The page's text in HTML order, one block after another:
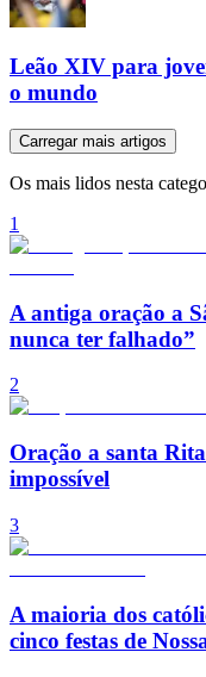
Leão XIV para
o mundo
Carregar mais artigos
Os mais lidos nesta
1
A antiga oração a
nunca ter falhado”
2
Oração a santa
impossível
3
A maioria dos
cinco festas de